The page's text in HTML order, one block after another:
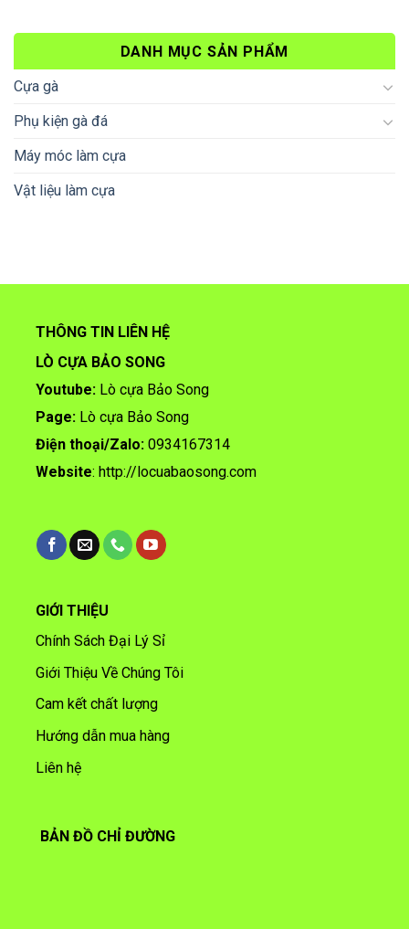
DANH MỤC SẢN PHẨM
Cựa gà
Phụ kiện gà đá
Máy móc làm cựa
Vật liệu làm cựa
THÔNG TIN LIÊN HỆ
LÒ CỰA BẢO SONG
Youtube: Lò cựa Bảo Song
Page: Lò cựa Bảo Song
Điện thoại/Zalo: 0934167314
Website: http://locuabaosong.com
GIỚI THIỆU
Chính Sách Đại Lý Sỉ
Giới Thiệu Về Chúng Tôi
Cam kết chất lượng
Hướng dẫn mua hàng
Liên hệ
BẢN ĐỒ CHỈ ĐƯỜNG